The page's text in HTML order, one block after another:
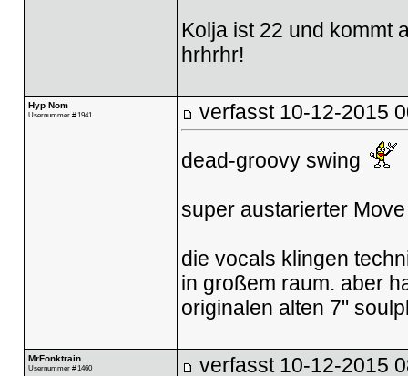
Kolja ist 22 und kommt
hrhrhr!
Hyp Nom
Usernummer # 1941 verfasst 10-12-2015
dead-groovy swing
super austarierter
die vocals klingen
in großem raum. aber
originalen alten 7"
MrFonktrain
Usernummer # 1460 verfasst 10-12-2015